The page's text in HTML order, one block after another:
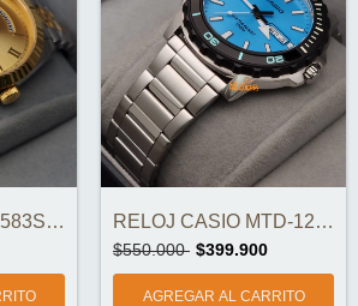
RELOJ KOSMO K583S-7A ZAFIRO ORIGINAL RELOJ CASIO MTD-125D-2A3VDF ORIGINAL
$550.000 $399.900